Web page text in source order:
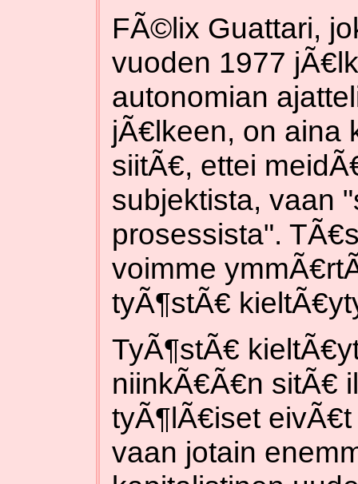
FÃ©lix Guattari,
vuoden 1977
autonomian
jÃ€lkeen, on aina
siitÃ€, ettei
subjektista, vaan
prosessista".
voimme
tyÃ¶stÃ€
TyÃ¶stÃ€
niinkÃ€Ã€n sitÃ€
tyÃ¶lÃ€iset
vaan jotain